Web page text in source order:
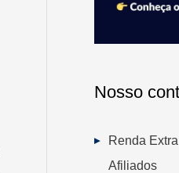
Nosso
Renda
Afiliados